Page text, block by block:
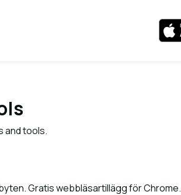
and tools.
Gratis webbläsartillägg för Chrome.